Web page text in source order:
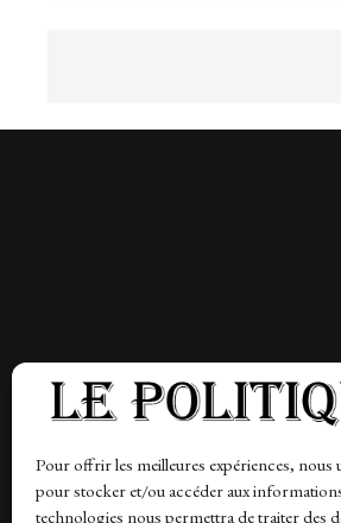
Pour offrir les meilleures expériences, nous
pour stocker et/ou accéder aux
technologies nous permettra de traiter des